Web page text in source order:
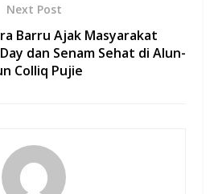
Next Post
Barru Ajak Masyarakat
dan Senam Sehat di Alun-
Colliq Pujie